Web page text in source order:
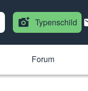
Typenschild
Forum